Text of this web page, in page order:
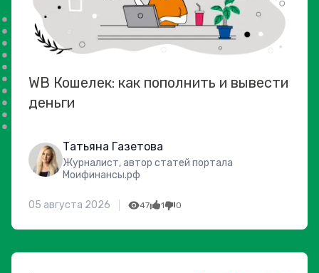
WB Кошелек: как пополнить и вывести
деньги
Татьяна Газетова
Журналист, автор статей портала
Моифинансы.рф
05 августа 2026 47 1 0